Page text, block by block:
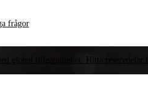
frågor
global tillgänglighet. Hitta reservdelar